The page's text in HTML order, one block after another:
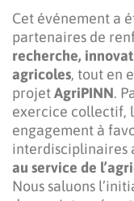
Cet événement a
partenaires de
recherche,
agricoles, tout en
projetAgriPINN.
exercice collectif,
engagement à
interdisciplinaires
au service de
Nous saluons